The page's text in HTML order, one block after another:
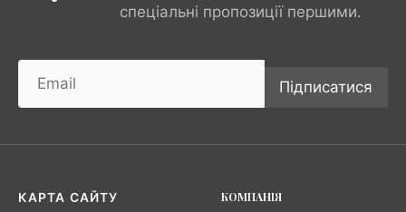
спеціальні пропозиції першими.
Підписатися
КАРТА САЙТУ
КОМПАНІЯ